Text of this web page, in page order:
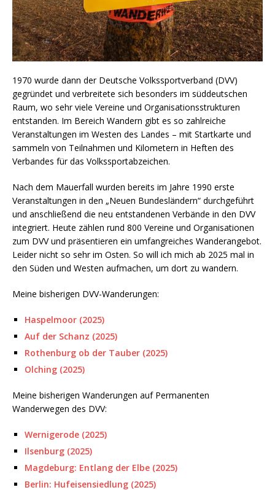
1970 wurde dann der Deutsche Volkssportverband (DVV)
gegründet und verbreitete sich besonders im süddeutschen
Raum, wo sehr viele Vereine und Organisationsstrukturen
entstanden. Im Bereich Wandern gibt es so zahlreiche
Veranstaltungen im Westen des Landes – mit Startkarte und
sammeln von Teilnahmen und Kilometern in Heften des
Verbandes für das Volkssportabzeichen.
Nach dem Mauerfall wurden bereits im Jahre 1990 erste
Veranstaltungen in den „Neuen Bundesländern“ durchgeführt
und anschließend die neu entstandenen Verbände in den DVV
integriert. Heute zählen rund 800 Vereine und Organisationen
zum DVV und präsentieren ein umfangreiches Wanderangebot.
Leider nicht so sehr im Osten. So will ich mich ab 2025 mal in
den Süden und Westen aufmachen, um dort zu wandern.
Meine bisherigen DVV-Wanderungen:
Haspelmoor (2025)
Auf der Schanz (2025)
Rothenburg ob der Tauber (2025)
Olching (2025)
Meine bisherigen Wanderungen auf Permanenten
Wanderwegen des DVV:
Wernigerode (2025)
Ilsenburg (2025)
Magdeburg: Entlang der Elbe (2025)
Berlin: Hufeisensiedlung (2025)